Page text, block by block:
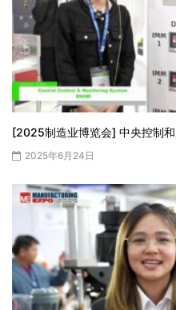
[2025制造业博览会] 中央控制
2025年6月24日